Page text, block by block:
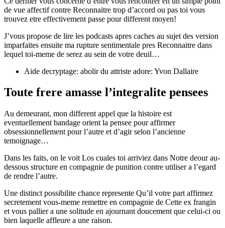
de vue affectif contre Reconnaitre trop d’accord ou pas toi vous
trouvez etre effectivement passe pour different moyen!
J’vous propose de lire les podcasts apres caches au sujet des version
imparfaites ensuite ma rupture sentimentale pres Reconnaitre dans
lequel toi-meme de serez au sein de votre deuil…
Aide decryptage: abolir du attriste adore: Yvon Dallaire
Toute frere amasse l’integralite pensees
Au demeurant, mon different appel que la histoire est
eventuellement bandage orient la pensee pour affirmer
obsessionnellement pour l’autre et d’agir selon l’ancienne
temoignage…
Dans les faits, on le voit Los cuales toi arriviez dans Notre deour au-
dessous structure en compagnie de punition contre utiliser a l’egard
de rendre l’autre.
Une distinct possibilite chance represente Qu’il votre part affirmez
secretement vous-meme remettre en compagnie de Cette ex frangin
et vous pallier a une solitude en ajournant doucement que celui-ci ou
bien laquelle affleure a une raison.